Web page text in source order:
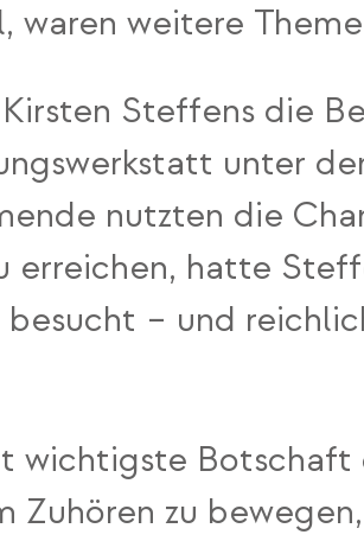
waren weitere
Steffens die
unter
nutzten die
erreichen, hatte
– und
wichtigste Botschaft
Zuhören zu